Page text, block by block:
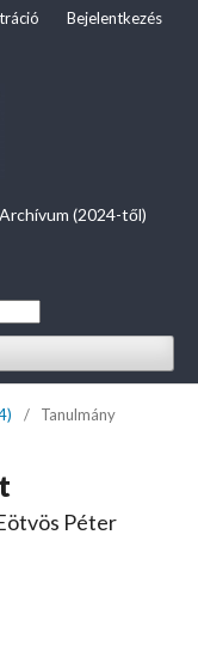
Archívum (2024-től)
Bejelentkezés
/ Tanulmány
Péter